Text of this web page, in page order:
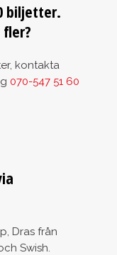
biljetter.
kontakta
070-547 51 60
Dras från
Swish.